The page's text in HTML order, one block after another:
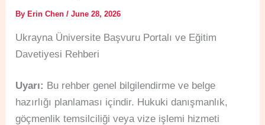
ByErin Chen/June 28, 2026
Ukrayna Üniversite Başvuru Portalı ve Eğitim
Davetiyesi Rehberi
Uyarı: Bu rehber genel bilgilendirme ve belge
hazırlığı planlaması içindir. Hukuki danışmanlık,
göçmenlik temsilciliği veya vize işlemi hizmeti